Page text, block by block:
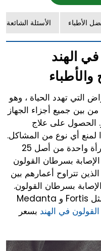
الأطباء الأسئلة الشائعة
الهند
التي تهدد الحياة ، وهو
بين جميع أجزاء الجهاز
الحصول على علاج
أي نوع من المشاكل.
وفقًا للدراسات والتقارير ، تميل امرأة واحدة من أصل 25
واحد من أصل 21 إلى الإصابة بسرطان القولون
تتراوح أعمارهم بين
الإصابة بسرطان القولون.
قم بزيارة المستشفيات في الهند مثل Fortis و Medanta
في الهند بسعر